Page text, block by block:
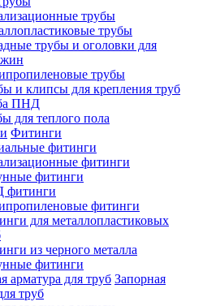
трубы
трубы
трубы и оголовки для
трубы
и клипсы для крепления труб
ПНД
для теплого пола
Фитинги
фитинги
фитинги
фитинги
фитинги
для металлопластиковых
из черного металла
фитинги
Запорная
труб